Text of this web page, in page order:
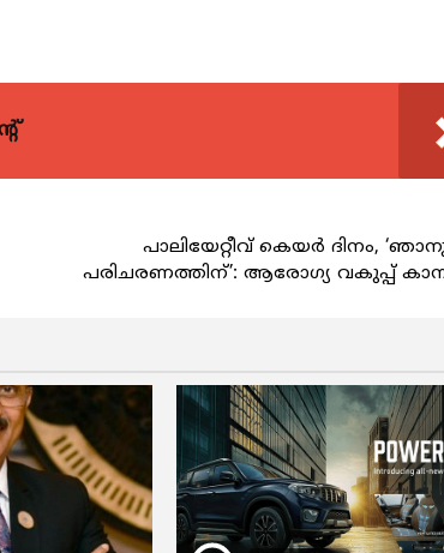
പാലിയേറ്റീവ് കെയർ ദിനം,
പരിചരണത്തിന്’: ആരോഗ്യ വകുപ്പ്